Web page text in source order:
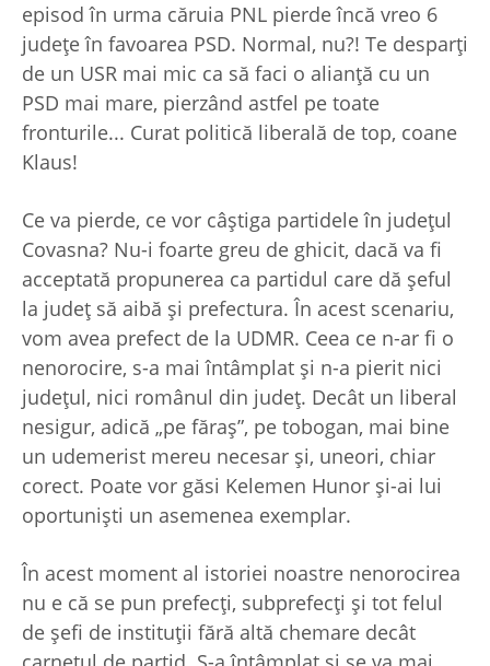
episod în urma căruia PNL pierde încă vreo 6
judeţe în favoarea PSD. Normal, nu?! Te desparţi
de un USR mai mic ca să faci o alianţă cu un
PSD mai mare, pierzând astfel pe toate
fronturile... Curat politică liberală de top, coane
Klaus!
Ce va pierde, ce vor câştiga partidele în judeţul
Covasna? Nu-i foarte greu de ghicit, dacă va fi
acceptată propunerea ca partidul care dă şeful
la judeţ să aibă şi prefectura. În acest scenariu,
vom avea prefect de la UDMR. Ceea ce n-ar fi o
nenorocire, s-a mai întâmplat şi n-a pierit nici
judeţul, nici românul din judeţ. Decât un liberal
nesigur, adică „pe făraş”, pe tobogan, mai bine
un udemerist mereu necesar şi, uneori, chiar
corect. Poate vor găsi Kelemen Hunor şi-ai lui
oportunişti un asemenea exemplar.
În acest moment al istoriei noastre nenorocirea
nu e că se pun prefecţi, subprefecţi şi tot felul
de şefi de instituţii fără altă chemare decât